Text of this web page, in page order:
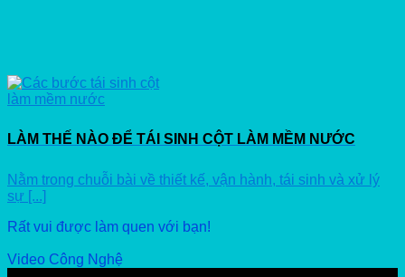
LÀM THẾ NÀO ĐỂ TÁI SINH CỘT LÀM MỀM NƯỚC
Nằm trong chuỗi bài về thiết kế, vận hành, tái sinh và xử lý
sự [...]
Rất vui được làm quen với bạn!
Video Công Nghệ